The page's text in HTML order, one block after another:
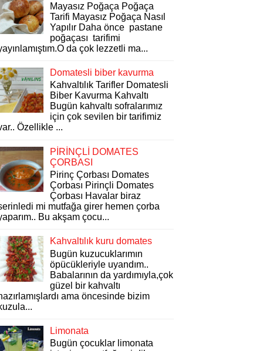
Mayasız Poğaça Poğaça
Tarifi Mayasız Poğaça Nasıl
Yapılır Daha önce pastane
poğaçası tarifimi
da çok lezzetli ma...
Domatesli biber kavurma
Kahvaltılık Tarifler Domatesli
Biber Kavurma Kahvaltı
Bugün kahvaltı sofralarımız
için çok sevilen bir tarifimiz
Özellikle ...
PİRİNÇLİ DOMATES
ÇORBASI
Pirinç Çorbası Domates
Çorbası Pirinçli Domates
Çorbası Havalar biraz
mi mutfağa girer hemen çorba
Bu akşam çocu...
Kahvaltılık kuru domates
Bugün kuzucuklarımın
öpücükleriyle uyandım..
Babalarının da yardımıyla,çok
güzel bir kahvaltı
ama öncesinde bizim
Limonata
Bugün çocuklar limonata